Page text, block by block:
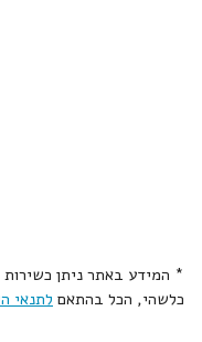
* המידע באתר ניתן
כלשהי, הכל בהתאם לתנאי